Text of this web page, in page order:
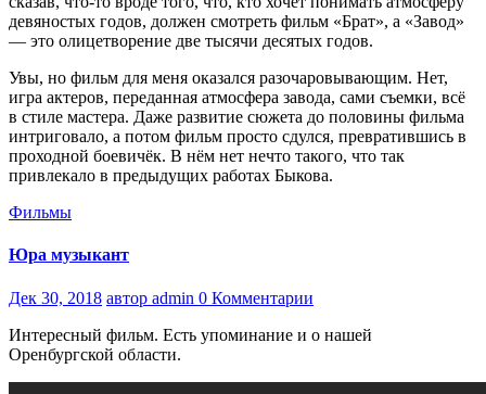
девяностых годов, должен смотреть фильм «Брат», а «Завод»
— это олицетворение две тысячи десятых годов.
Увы, но фильм для меня оказался разочаровывающим. Нет,
игра актеров, переданная атмосфера завода, сами съемки, всё
в стиле мастера. Даже развитие сюжета до половины фильма
интриговало, а потом фильм просто сдулся, превратившись в
проходной боевичёк. В нём нет нечто такого, что так
привлекало в предыдущих работах Быкова.
Фильмы
Юра музыкант
Дек 30, 2018 автор admin 0 Комментарии
Интересный фильм. Есть упоминание и о нашей
Оренбургской области.